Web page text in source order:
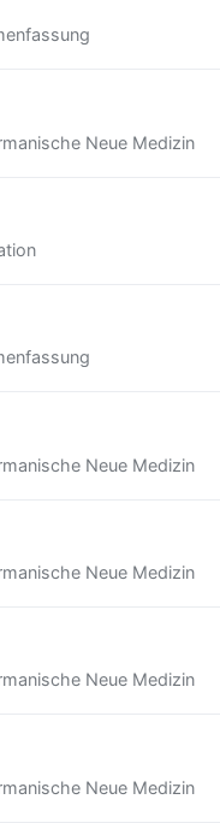
Neue Medizin
Neue Medizin
Neue Medizin
Neue Medizin
Neue Medizin